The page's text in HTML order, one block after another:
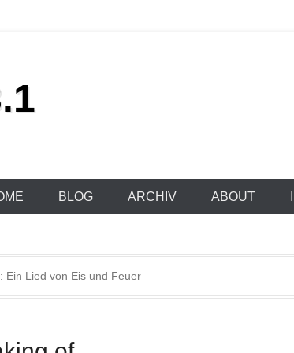
BLOG ARCHIV ABOUT
Ein Lied von Eis und Feuer